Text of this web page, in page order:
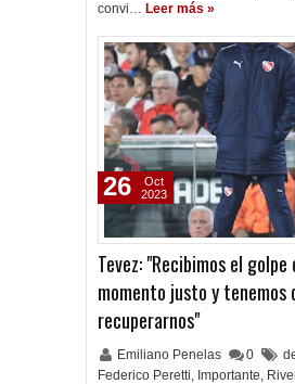
convi… Leer más »
Tevez: "Recibimos el golpe
momento justo y tenemos
recuperarnos"
Emiliano Penelas 0
Federico Peretti, Importante,
26
Oct
2023